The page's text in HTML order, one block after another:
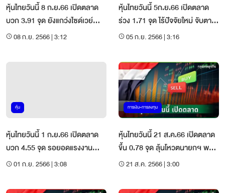
หุ้นไทยวันนี้ 8 ก.ย.66 เปิดตลาด
บวก 3.91 จุด ยังแกว่งไซด์เวย์
-บอนด์ยิลด์พุ่ง
08 ก.ย. 2566 | 3:12
หุ้นไทยวันนี้ 5ก.ย.66 เปิดตลาด
ร่วง 1.71 จุด ไร้ปัจจัยใหม่ จับตา
เงินเฟ้อไทย
05 ก.ย. 2566 | 3:16
หุ้น
หุ้นไทยวันนี้ 1 ก.ย.66 เปิดตลาด
บวก 4.55 จุด รอยอดแรงงาน
สหรัฐ - นโยบายรัฐบาลใหม่
01 ก.ย. 2566 | 3:08
การเงิน-การลงทุน
หุ้นไทยวันนี้ 21 ส.ค.66 เปิดตลาด
ขึ้น 0.78 จุด ลุ้นโหวตนายกฯ พรุ่ง
นี้สำเร็จ
21 ส.ค. 2566 | 3:00